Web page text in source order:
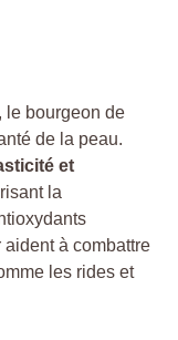
le bourgeon de
de la peau.
et
la
à combattre
les rides et